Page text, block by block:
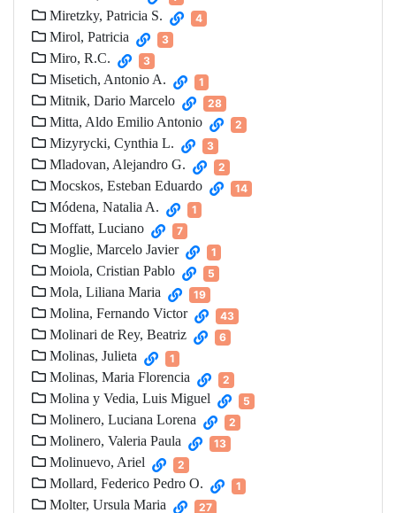
Miretzky, Patricia S. 4
Mirol, Patricia 3
Miro, R.C. 3
Misetich, Antonio A. 1
Mitnik, Dario Marcelo 28
Mitta, Aldo Emilio Antonio 2
Mizyrycki, Cynthia L. 3
Mladovan, Alejandro G. 2
Mocskos, Esteban Eduardo 14
Módena, Natalia A. 1
Moffatt, Luciano 7
Moglie, Marcelo Javier 1
Moiola, Cristian Pablo 5
Mola, Liliana Maria 19
Molina, Fernando Victor 43
Molinari de Rey, Beatriz 6
Molinas, Julieta 1
Molinas, Maria Florencia 2
Molina y Vedia, Luis Miguel 5
Molinero, Luciana Lorena 2
Molinero, Valeria Paula 13
Molinuevo, Ariel 2
Mollard, Federico Pedro O. 1
Molter, Ursula Maria 27